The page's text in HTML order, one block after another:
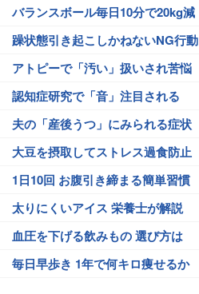
バランスボール毎日10分で20kg減
躁状態引き起こしかねないNG行動
アトピーで「汚い」扱いされ苦悩
認知症研究で「音」注目される
夫の「産後うつ」にみられる症状
大豆を摂取してストレス過食防止
1日10回 お腹引き締まる簡単習慣
太りにくいアイス 栄養士が解説
血圧を下げる飲みもの 選び方は
毎日早歩き 1年で何キロ痩せるか